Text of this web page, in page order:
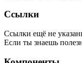
Ссылки
Ссылки ещё не
Если ты знаешь